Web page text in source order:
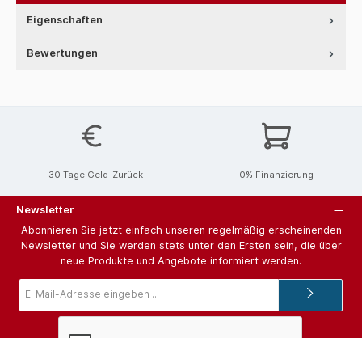
Eigenschaften
Bewertungen
30 Tage Geld-Zurück 0% Finanzierung
Newsletter
Abonnieren Sie jetzt einfach unseren regelmäßig erscheinenden
Newsletter und Sie werden stets unter den Ersten sein, die über
neue Produkte und Angebote informiert werden.
Mail-